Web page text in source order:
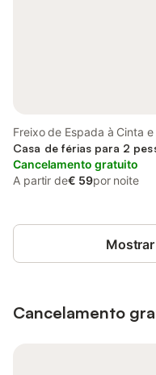
Freixo de Espada à Cinta
Vale do Douro
Casa de férias para 2
Cancelamento gratuito
A partir de€ 59por noite
Cancelamento